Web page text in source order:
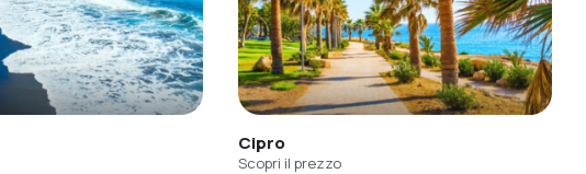
Cipro
Scopri il prezzo